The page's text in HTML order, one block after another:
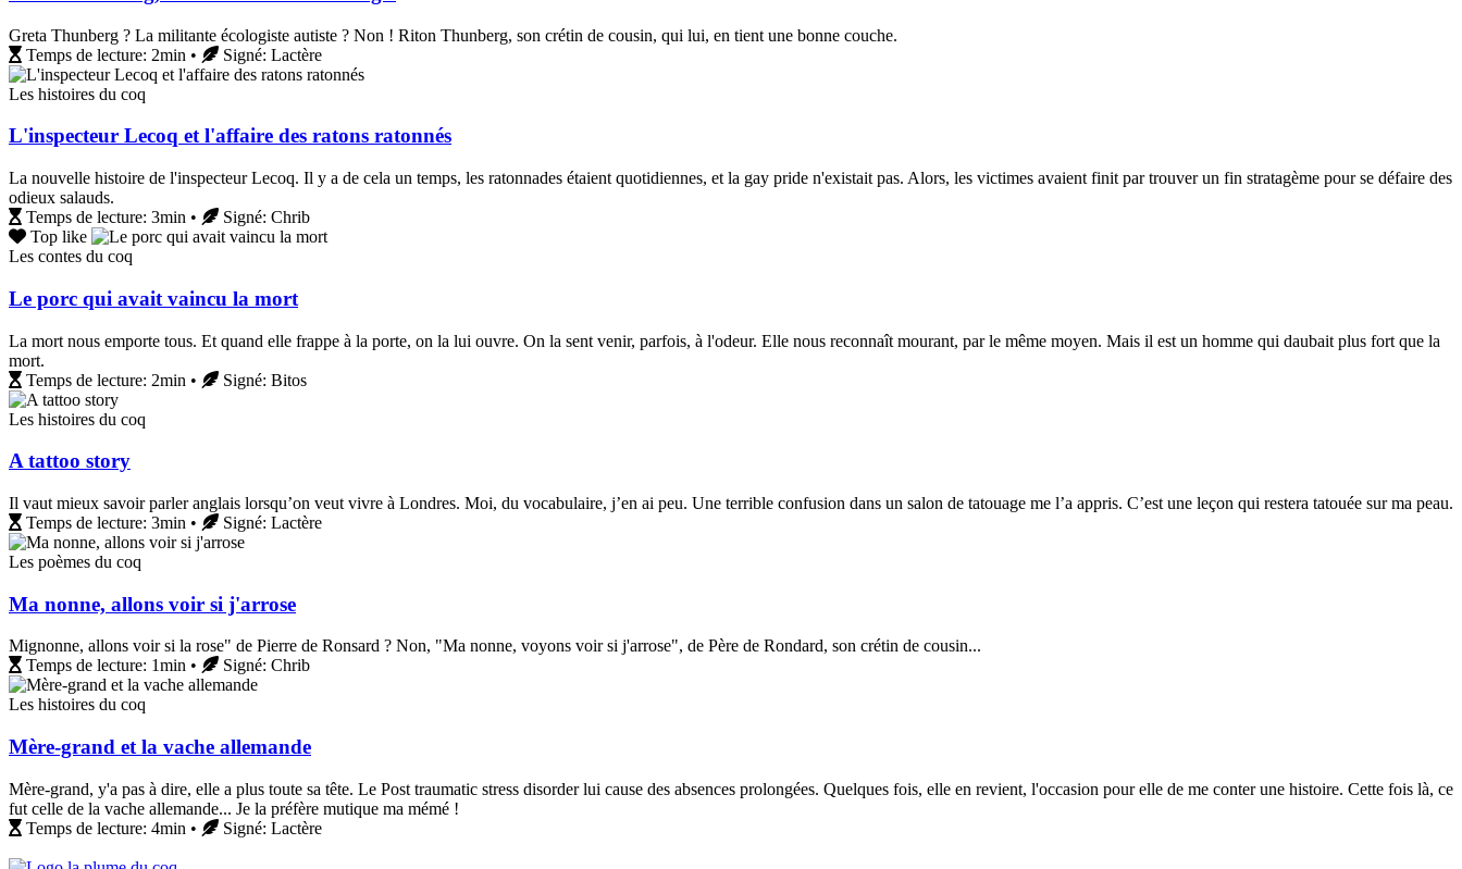
Greta Thunberg ? La militante écologiste autiste ? Non ! Riton Thunberg, son crétin de cousin, qui lui, en tient une bonne couche.
Temps de lecture: 2min •
Signé: Lactère
Les histoires du coq
L'inspecteur Lecoq et l'affaire des ratons ratonnés
La nouvelle histoire de l'inspecteur Lecoq. Il y a de cela un temps, les ratonnades étaient quotidiennes, et la gay pride n'existait pas. Alors, les victimes avaient finit par trouver un fin stratagème pour se défaire des
odieux salauds.
Temps de lecture: 3min •
Signé: Chrib
Top like
Les contes du coq
Le porc qui avait vaincu la mort
La mort nous emporte tous. Et quand elle frappe à la porte, on la lui ouvre. On la sent venir, parfois, à l'odeur. Elle nous reconnaît mourant, par le même moyen. Mais il est un homme qui daubait plus fort que la
mort.
Temps de lecture: 2min •
Signé: Bitos
Les histoires du coq
A tattoo story
Il vaut mieux savoir parler anglais lorsqu’on veut vivre à Londres. Moi, du vocabulaire, j’en ai peu. Une terrible confusion dans un salon de tatouage me l’a appris. C’est une leçon qui restera tatouée sur ma peau.
Temps de lecture: 3min •
Signé: Lactère
Les poèmes du coq
Ma nonne, allons voir si j'arrose
Mignonne, allons voir si la rose" de Pierre de Ronsard ? Non, "Ma nonne, voyons voir si j'arrose", de Père de Rondard, son crétin de cousin...
Temps de lecture: 1min •
Signé: Chrib
Les histoires du coq
Mère-grand et la vache allemande
Mère-grand, y'a pas à dire, elle a plus toute sa tête. Le Post traumatic stress disorder lui cause des absences prolongées. Quelques fois, elle en revient, l'occasion pour elle de me conter une histoire. Cette fois là, ce
fut celle de la vache allemande... Je la préfère mutique ma mémé !
Temps de lecture: 4min •
Signé: Lactère